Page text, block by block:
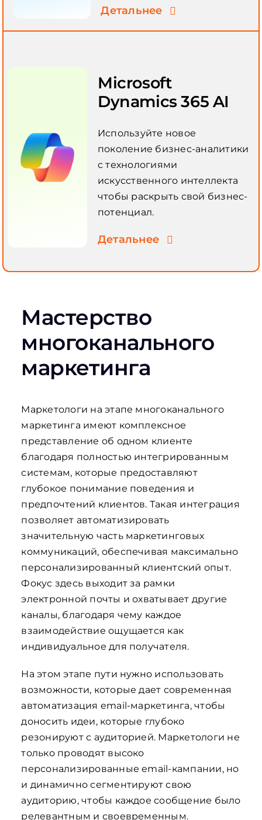
Детальнее
Microsoft
Dynamics 365 AI
Используйте новое
поколение бизнес-аналитики
с технологиями
искусственного интеллекта
чтобы раскрыть свой бизнес-
потенциал.
Детальнее
Мастерство
многоканального
маркетинга
Маркетологи на этапе многоканального
маркетинга имеют комплексное
представление об одном клиенте
благодаря полностью интегрированным
системам, которые предоставляют
глубокое понимание поведения и
предпочтений клиентов. Такая интеграция
позволяет автоматизировать
значительную часть маркетинговых
коммуникаций, обеспечивая максимально
персонализированный клиентский опыт.
Фокус здесь выходит за рамки
электронной почты и охватывает другие
каналы, благодаря чему каждое
взаимодействие ощущается как
индивидуальное для получателя.
На этом этапе пути нужно использовать
возможности, которые дает современная
автоматизация email-маркетинга, чтобы
доносить идеи, которые глубоко
резонируют с аудиторией. Маркетологи не
только проводят высоко
персонализированные email-кампании, но
и динамично сегментируют свою
аудиторию, чтобы каждое сообщение было
релевантным и своевременным.